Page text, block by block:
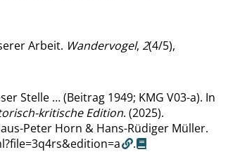
Arbeit. Wandervogel, 2(4/5),
Stelle … (Beitrag 1949; KMG V03-a). In
kritische Edition. (2025).
Peter Horn & Hans-Rüdiger Müller.
.